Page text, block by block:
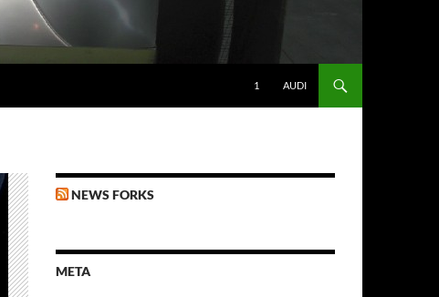
1 AUDI
NEWS FORKS
META